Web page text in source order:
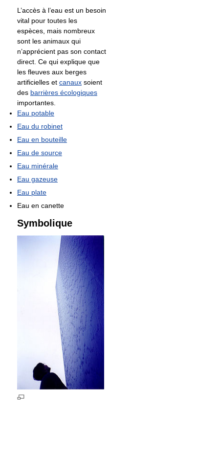
L’accès à l’eau est un besoin
vital pour toutes les
espèces, mais nombreux
sont les animaux qui
n’apprécient pas son contact
direct. Ce qui explique que
les fleuves aux berges
artificielles et canaux soient
des barrières écologiques
importantes.
Eau potable
Eau du robinet
Eau en bouteille
Eau de source
Eau minérale
Eau gazeuse
Eau plate
Eau en canette
Symbolique